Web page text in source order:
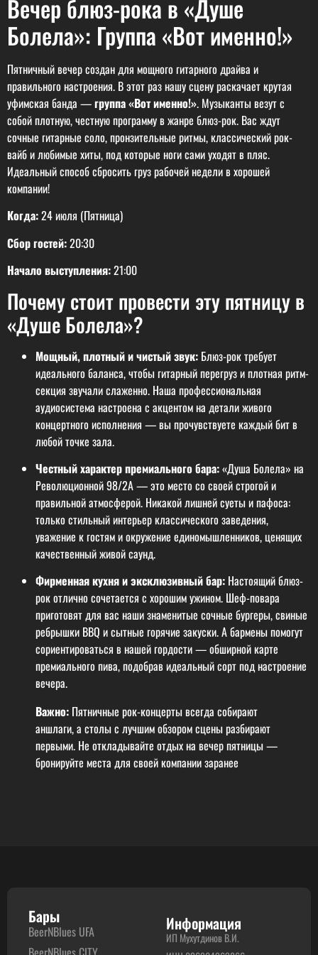
Вечер блюз-рока в «Душе
Болела»: Группа «Вот именно!»
Пятничный вечер создан для мощного гитарного драйва и
правильного настроения. В этот раз нашу сцену раскачает крутая
уфимская банда —группа «Вот именно!». Музыканты везут с
собой плотную, честную программу в жанре блюз-рок. Вас ждут
сочные гитарные соло, пронзительные ритмы, классический рок-
вайб и любимые хиты, под которые ноги сами уходят в пляс.
Идеальный способ сбросить груз рабочей недели в хорошей
компании!
Когда:24 июля (Пятница)
Сбор гостей:20:30
Начало выступления:21:00
Почему стоит провести эту пятницу в
«Душе Болела»?
Мощный, плотный и чистый звук: Блюз-рок требует
идеального баланса, чтобы гитарный перегруз и плотная ритм-
секция звучали слаженно. Наша профессиональная
аудиосистема настроена с акцентом на детали живого
концертного исполнения — вы прочувствуете каждый бит в
любой точке зала.
Честный характер премиального бара:«Душа Болела» на
Революционной 98/2A — это место со своей строгой и
правильной атмосферой. Никакой лишней суеты и пафоса:
только стильный интерьер классического заведения,
уважение к гостям и окружение единомышленников, ценящих
качественный живой саунд.
Фирменная кухня и эксклюзивный бар: Настоящий блюз-
рок отлично сочетается с хорошим ужином. Шеф-повара
приготовят для вас наши знаменитые сочные бургеры, свиные
ребрышки BBQ и сытные горячие закуски. А бармены помогут
сориентироваться в нашей гордости — обширной карте
премиального пива, подобрав идеальный сорт под настроение
вечера.
Важно: Пятничные рок-концерты всегда собирают
аншлаги, а столы с лучшим обзором сцены разбирают
первыми. Не откладывайте отдых на вечер пятницы —
бронируйте места для своей компании заранее
Бары
BeerNBlues UFA
Информация
ИП Мухутдинов В.И.